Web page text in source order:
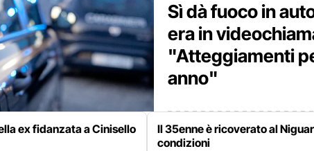
Sì dà fuoco in
era in
"Atteggiamenti
anno"
ex fidanzata a Cinisello
Il 35enne è ricoverato al
condizioni